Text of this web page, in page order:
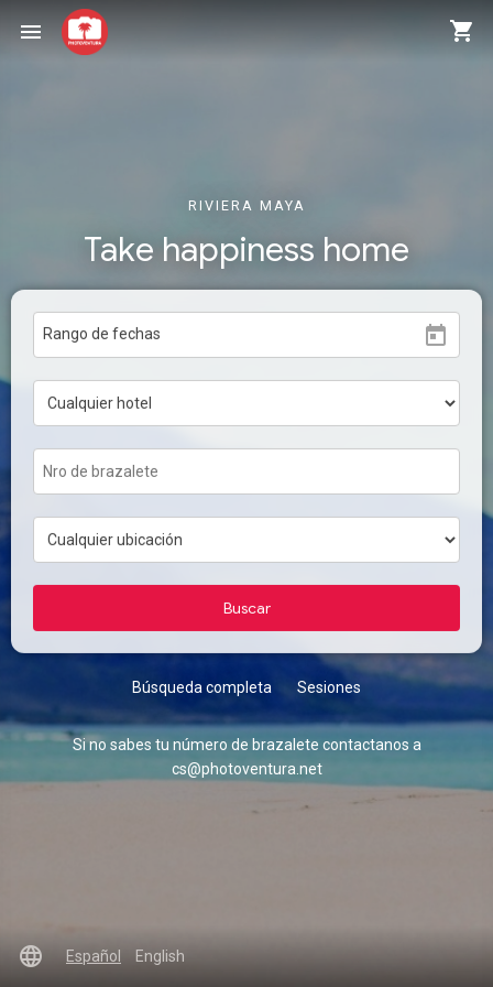
menu shopping_cart
RIVIERA MAYA
Take happiness home
Rango de fechas today
Búsqueda completa Sesiones
Si no sabes tu número de brazalete contactanos a
cs@photoventura.net
language Español English